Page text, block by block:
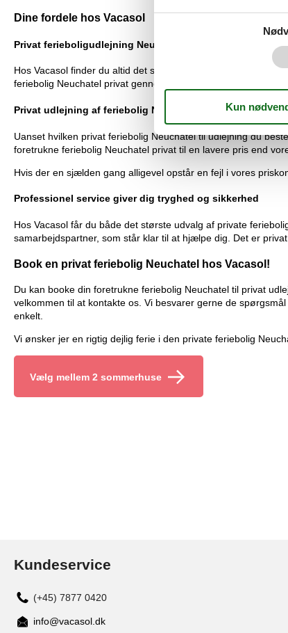
Dine fordele hos Vacasol
Privat ferieboligudlejning Neuchatel: Det største udvalg
Hos Vacasol finder du altid det største udvalg af feriehuse
feriebolig Neuchatel privat gennem os får du altid de fleste
Privat udlejning af feriebolig Neuchatel med prisgaranti
Uanset hvilken privat feriebolig Neuchatel til udlejning du
foretrukne feriebolig Neuchatel privat til en lavere pris end
Hvis der en sjælden gang alligevel opstår en fejl i vores
Professionel service giver dig tryghed og sikkerhed
Hos Vacasol får du både det største udvalg af private
samarbejdspartner, som står klar til at hjælpe dig. Det er
Book en privat feriebolig Neuchatel hos Vacasol!
Du kan booke din foretrukne feriebolig Neuchatel til privat
velkommen til at kontakte os. Vi besvarer gerne de
enkelt.
Vi ønsker jer en rigtig dejlig ferie i den private feriebolig
Vælg mellem 2 sommerhuse
Kundeservice
(+45) 7877 0420
info@vacasol.dk